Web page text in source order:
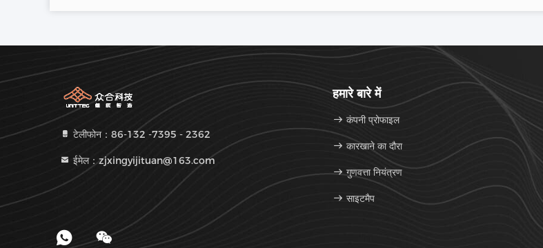
टेलीफोन：86-132 -7395 - 2362
ईमेल：zjxingyijituan@163.com
हमारे बारे में
कंपनी प्रोफाइल
कारखाने का दौरा
गुणवत्ता नियंत्रण
साइटमैप